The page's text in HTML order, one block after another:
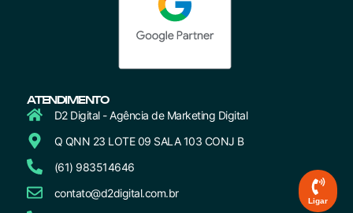
ATENDIMENTO
D2 Digital - Agência de Marketing Digital
Q QNN 23 LOTE 09 SALA 103 CONJ B
(61) 983514646
contato@d2digital.com.br
Ligar